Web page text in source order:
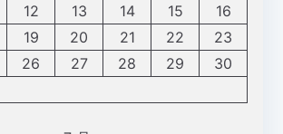
12 13 14 15
16
19 20 21 22
23
26 27 28 29
30